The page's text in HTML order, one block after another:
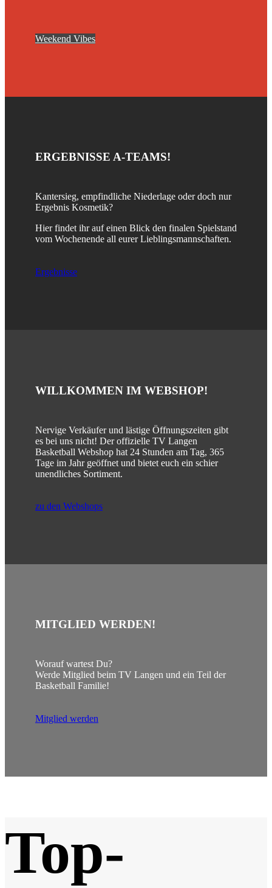
Weekend Vibes
ERGEBNISSE A-TEAMS!
Kantersieg, empfindliche Niederlage oder doch nur
Ergebnis Kosmetik?
Hier findet ihr auf einen Blick den finalen Spielstand
vom Wochenende all eurer Lieblingsmannschaften.
Ergebnisse
WILLKOMMEN IM WEBSHOP!
Nervige Verkäufer und lästige Öffnungszeiten gibt
es bei uns nicht! Der offizielle TV Langen
Basketball Webshop hat 24 Stunden am Tag, 365
Tage im Jahr geöffnet und bietet euch ein schier
unendliches Sortiment.
zu den Webshops
MITGLIED WERDEN!
Worauf wartest Du?
Werde Mitglied beim TV Langen und ein Teil der
Basketball Familie!
Mitglied werden
Top-